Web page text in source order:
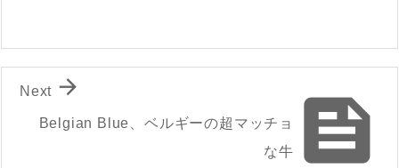

Belgian Blue、ベルギーの超マッチョ
な牛

Next